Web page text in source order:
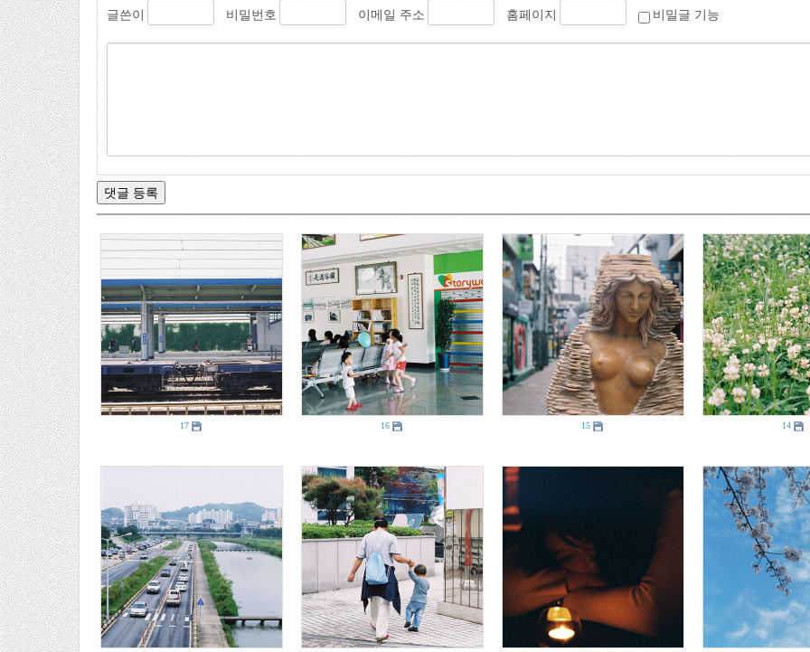
글쓴이 비밀번호 이메일 주소 홈페이지 비밀글 기능
17 16 15 14